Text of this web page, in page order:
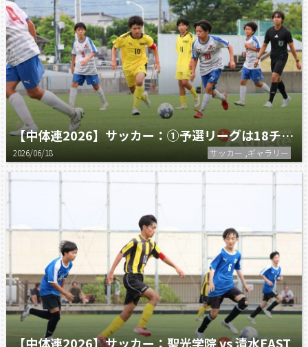
【中体連2026】サッカー：①予選リーグは18チームが参加！
2026/06/18 サッカー ,ギャラリー
【中体連2026】サッカー：聖光学院 vs 清水EAST